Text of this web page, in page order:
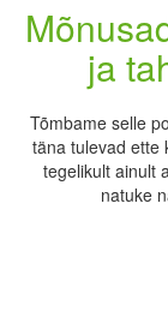
ja
Tõmbame selle
täna tulevad ette
tegelikult ainult
natuke